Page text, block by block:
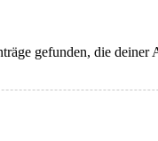
gefunden, die deiner